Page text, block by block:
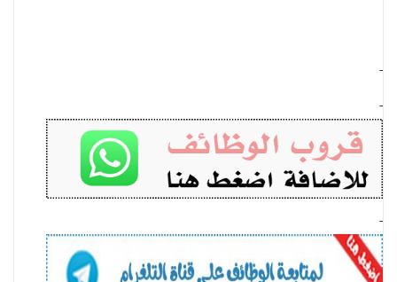
-
-
-